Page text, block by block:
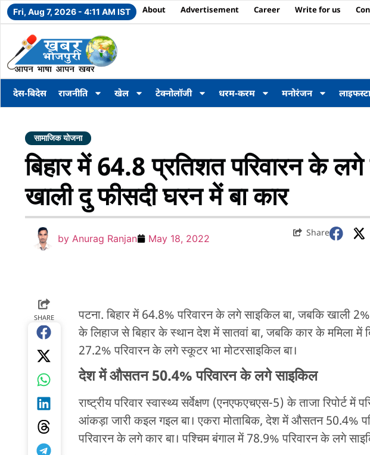
Fri, Aug 7, 2026 - 4:11 AM IST About Advertisement Career Write for us
देस-बिदेस राजनीति खेल टेक्नोलॉजी धरम-करम मनोरंजन
सामाजिक योजना
बिहार में 64.8 प्रतिशत परिवारन के
खाली दु फीसदी घरन में बा कार
by Anurag Ranjan May 18, 2022
Share
SHARE
पटना. बिहार में 64.8% परिवारन के लगे साइकिल बा, जबकि खाली 2%
के लिहाज से बिहार के स्थान देश में सातवां बा, जबकि कार के ममिला में
27.2% परिवारन के लगे स्कूटर भा मोटरसाइकिल बा।
देश में औसतन 50.4% परिवारन के लगे साइकिल
राष्ट्रीय परिवार स्वास्थ्य सर्वेक्षण (एनएफएचएस-5) के ताजा रिपोर्ट
आंकड़ा जारी कइल गइल बा। एकरा मोताबिक, देश में औसतन 50.4%
परिवारन के लगे कार बा। पश्चिम बंगाल में 78.9% परिवारन के लगे